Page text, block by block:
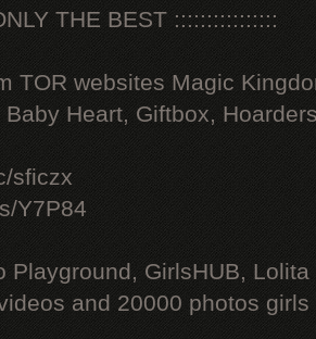
THE BEST ::::::::::::::::
TOR websites Magic
Baby Heart, Giftbox,
sficzx
Y7P84
Playground, GirlsHUB, Lolita
and 20000 photos